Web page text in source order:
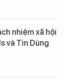
nhiệm xã hội
và Tin Dùng